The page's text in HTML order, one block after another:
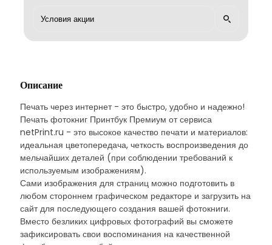
Описание
Печать через интернет - это быстро, удобно и надежно!
Печать фотокниг Принтбук Премиум от сервиса
netPrint.ru - это высокое качество печати и материалов:
идеальная цветопередача, четкость воспроизведения до
мельчайших деталей (при соблюдении требований к
используемым изображениям).
Сами изображения для страниц можно подготовить в
любом стороннем графическом редакторе и загрузить на
сайт для последующего создания вашей фотокниги.
Вместо безликих цифровых фотографий вы сможете
зафиксировать свои воспоминания на качественной